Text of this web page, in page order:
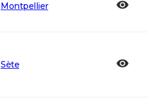
Montpellier
Sète